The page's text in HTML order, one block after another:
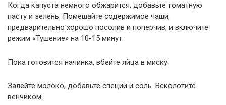
Когда капуста немного обжарится, добавьте томатную
пасту и зелень. Помешайте содержимое чаши,
предварительно хорошо посолив и поперчив, и включите
режим «Тушение» на 10-15 минут.
Пока готовится начинка, вбейте яйца в миску.
Залейте молоко, добавьте специи и соль. Всколотите
венчиком.